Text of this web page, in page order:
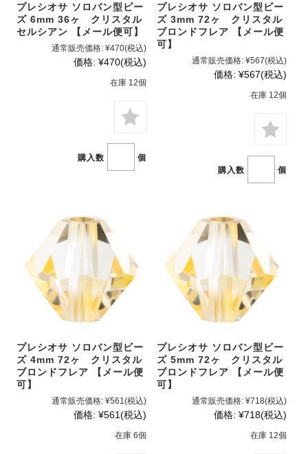
プレシオサ ソロバン型ビー
ズ 6mm 36ヶ クリスタル
セルシアン 【メール便可】
通常販売価格: ¥470(税込)
価格: ¥470(税込)
在庫 12個
購入数 個
プレシオサ ソロバン型ビー
ズ 3mm 72ヶ クリスタル
ブロンドフレア 【メール便
可】
通常販売価格: ¥567(税込)
価格: ¥567(税込)
在庫 12個
購入数 個
プレシオサ ソロバン型ビー
ズ 4mm 72ヶ クリスタル
ブロンドフレア 【メール便
可】
通常販売価格: ¥561(税込)
価格: ¥561(税込)
在庫 6個
プレシオサ ソロバン型ビー
ズ 5mm 72ヶ クリスタル
ブロンドフレア 【メール便
可】
通常販売価格: ¥718(税込)
価格: ¥718(税込)
在庫 12個